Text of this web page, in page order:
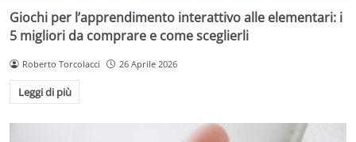
Giochi per l’apprendimento interattivo alle elementari: i
5 migliori da comprare e come sceglierli
Roberto Torcolacci 26 Aprile 2026
Leggi di più